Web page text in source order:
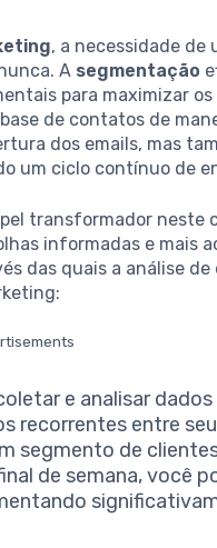
, a necessidade de
A segmentação
para maximizar
de contatos de
dos emails, mas
um ciclo contínuo de
transformador neste
informadas e mais
das quais a análise de
e analisar
recorrentes entre
segmento de
de semana, você